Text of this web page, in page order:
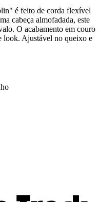
é feito de corda flexível
cabeça almofadada, este
O acabamento em couro
look. Ajustável no queixo e